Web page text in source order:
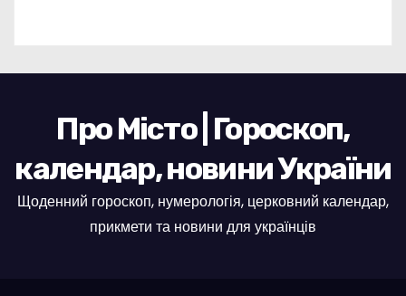
Про Місто | Гороскоп,
календар, новини України
Щоденний гороскоп, нумерологія, церковний календар,
прикмети та новини для українців